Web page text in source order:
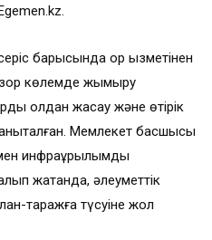
барысында қор қызметінен
көлемде жымқыру
қолдан жасау және өтірік
анықталған. Мемлекет басшысы
инфрақұрылымдық
жатқанда, әлеуметтік
таражға түсуіне жол